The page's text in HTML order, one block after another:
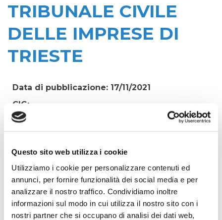
Questo sito web utilizza i cookie
Utilizziamo i cookie per personalizzare contenuti ed
annunci, per fornire funzionalità dei social media e per
analizzare il nostro traffico. Condividiamo inoltre
informazioni sul modo in cui utilizza il nostro sito con i
nostri partner che si occupano di analisi dei dati web,
TRIBUNALE CIVILE
DELLE IMPRESE DI
TRIESTE
Data di pubblicazione: 17/11/2021
CIG:
Z8933F66D8
Struttura proponente:
Tecnico
Oggetto:
SERVIZIO DI ASSISTENZA LEGALE RELATIVO
ALLA CAUSA AVANZATA DA TWS SPA PRESSO IL
TRIBUNALE CIVILE DELLE IMPRESE DI TRIESTE